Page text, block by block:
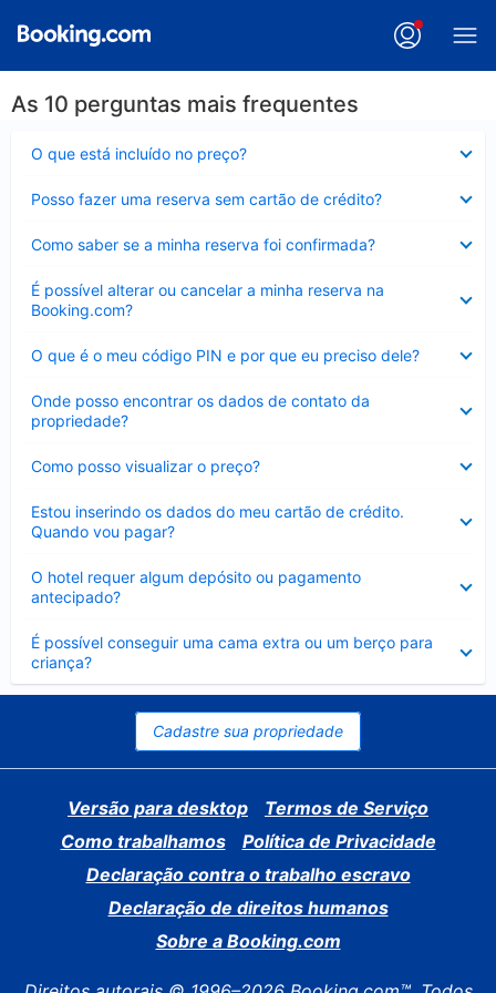
As 10 perguntas mais frequentes
O que está incluído no preço?
Posso fazer uma reserva sem cartão de crédito?
Como saber se a minha reserva foi confirmada?
É possível alterar ou cancelar a minha reserva na
Booking.com?
Contraído
O que é o meu código PIN e por que eu preciso dele?
Onde posso encontrar os dados de contato da
propriedade?
Como posso visualizar o preço?
Estou inserindo os dados do meu cartão de crédito.
Quando vou pagar?
O hotel requer algum depósito ou pagamento
antecipado?
É possível conseguir uma cama extra ou um berço para
criança?
Contraído
Cadastre sua propriedade
Versão para desktop
Termos de Serviço
Como trabalhamos
Política de Privacidade
Declaração contra o trabalho escravo
Declaração de direitos humanos
Sobre a Booking.com